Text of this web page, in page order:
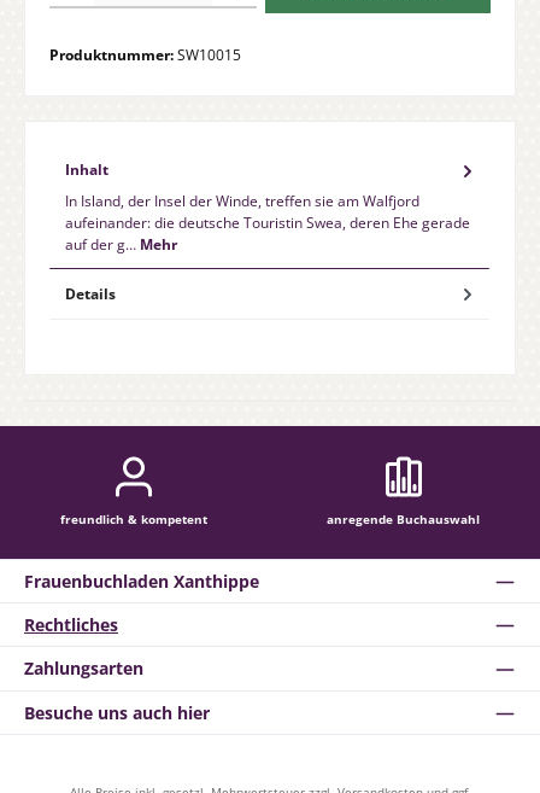
Produktnummer:SW10015
Inhalt
In Island, der Insel der Winde, treffen sie am Walfjord
aufeinander: die deutsche Touristin Swea, deren Ehe gerade
auf der g… Mehr
Details
freundlich & kompetent anregende Buchauswahl
Rechtliches
Zahlungsarten
Besuche uns auch hier
Frauenbuchladen Xanthippe